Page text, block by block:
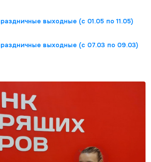
выходные (с 01.05 по 11.05)
выходные (с 07.03 по 09.03)